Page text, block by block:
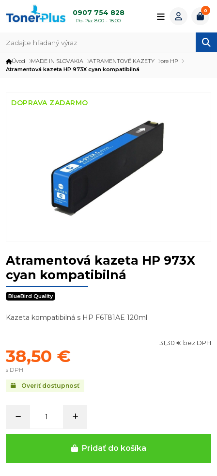
0907 754 828
Po-Pia: 8:00 - 18:00
0
Úvod MADE IN SLOVAKIA ATRAMENTOVÉ KAZETY
pre HP
Atramentová kazeta HP 973X cyan kompatibilná
DOPRAVA ZADARMO
Atramentová kazeta HP 973X
cyan kompatibilná
BlueBird Quality
Kazeta kompatibilná s HP F6T81AE 120ml
Overiť dostupnosť
31,30 € bez DPH
38,50 €
s DPH
Pridať do košíka